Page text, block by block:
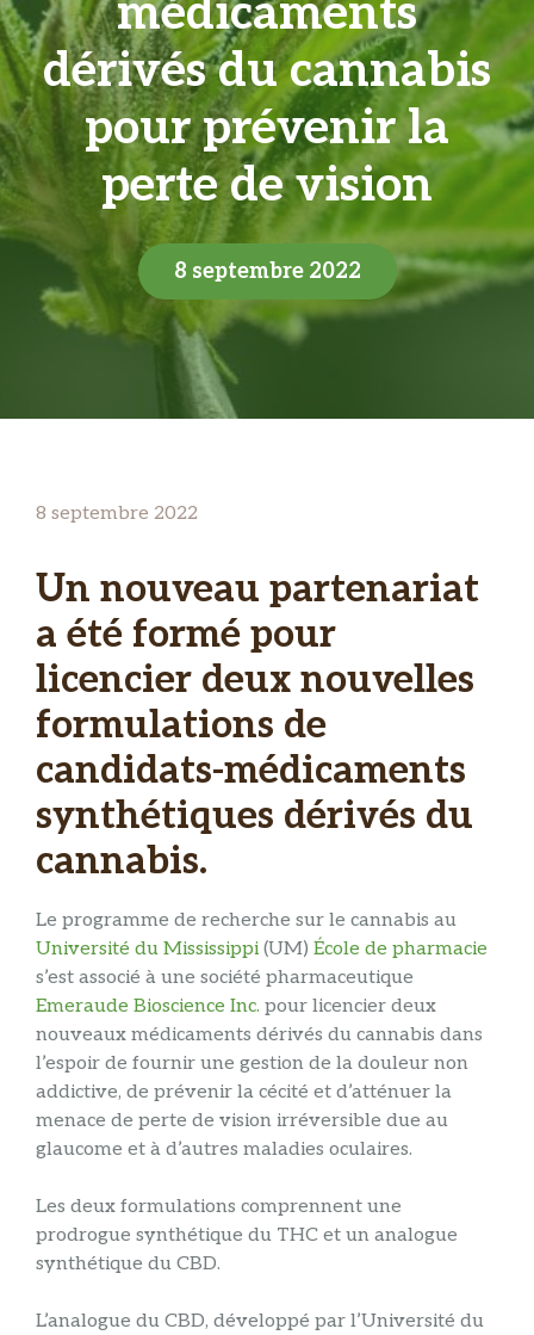
médicaments
dérivés du cannabis
pour prévenir la
perte de vision
8 septembre 2022
8 septembre 2022
Un nouveau partenariat
a été formé pour
licencier deux nouvelles
formulations de
candidats-médicaments
synthétiques dérivés du
cannabis.
Le programme de recherche sur le cannabis au
Université du Mississippi (UM) École de pharmacie
s’est associé à une société pharmaceutique
Emeraude Bioscience Inc. pour licencier deux
nouveaux médicaments dérivés du cannabis dans
l’espoir de fournir une gestion de la douleur non
addictive, de prévenir la cécité et d’atténuer la
menace de perte de vision irréversible due au
glaucome et à d’autres maladies oculaires.
Les deux formulations comprennent une
prodrogue synthétique du THC et un analogue
synthétique du CBD.
L’analogue du CBD, développé par l’Université du